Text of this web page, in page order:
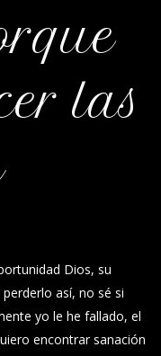
las
Dios, su
así, no sé si
yo le he fallado, el
encontrar sanación